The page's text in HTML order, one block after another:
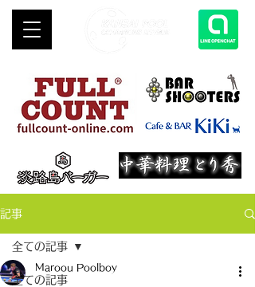
記事
全ての記事
全ての記事
Maroou Poolboy